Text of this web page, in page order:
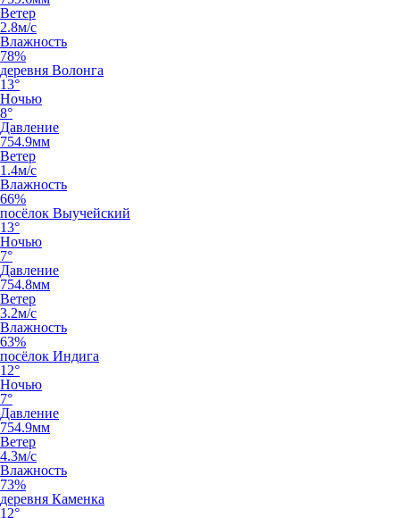
Ветер
2.8м/с
Влажность
78%
деревня Волонга
13°
Ночью
8°
Давление
754.9мм
Ветер
1.4м/с
Влажность
66%
посёлок Выучейский
13°
Ночью
7°
Давление
754.8мм
Ветер
3.2м/с
Влажность
63%
посёлок Индига
12°
Ночью
7°
Давление
754.9мм
Ветер
4.3м/с
Влажность
73%
деревня Каменка
12°